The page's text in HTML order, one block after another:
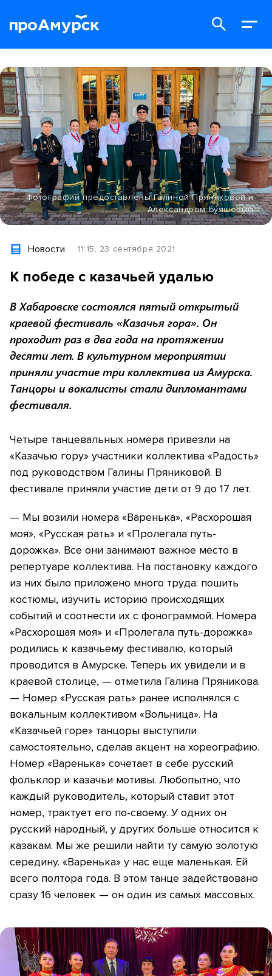
Фотографии предоставлены Галиной Пряниковой и
Александром Буяшовым
Новости 11:15, 23 сентября 2021
К победе с казачьей удалью
В Хабаровске состоялся пятый открытый
краевой фестиваль «Казачья гора». Он
проходит раз в два года на протяжении
десяти лет. В культурном мероприятии
приняли участие три коллектива из Амурска.
Танцоры и вокалисты стали дипломантами
фестиваля.
Четыре танцевальных номера привезли на
«Казачью гору» участники коллектива «Радость»
под руководством Галины Пряниковой. В
фестивале приняли участие дети от 9 до 17 лет.
— Мы возили номера «Варенька», «Расхорошая
моя», «Русская рать» и «Пролегала путь-
дорожка». Все они занимают важное место в
репертуаре коллектива. На постановку каждого
из них было приложено много труда: пошить
костюмы, изучить историю происходящих
событий и соотнести их с фонограммой. Номера
«Расхорошая моя» и «Пролегала путь-дорожка»
родились к казачьему фестивалю, который
проводится в Амурске. Теперь их увидели и в
краевой столице, — отметила Галина Пряникова.
— Номер «Русская рать» ранее исполнялся с
вокальным коллективом «Вольница». На
«Казачьей горе» танцоры выступили
самостоятельно, сделав акцент на хореографию.
Номер «Варенька» сочетает в себе русский
фольклор и казачьи мотивы. Любопытно, что
каждый руководитель, который ставит этот
номер, трактует его по-своему. У одних он
русский народный, у других больше относится к
казакам. Мы же решили найти ту самую золотую
середину. «Варенька» у нас еще маленькая. Ей
всего полтора года. В этом танце задействовано
сразу 16 человек — он один из самых массовых.